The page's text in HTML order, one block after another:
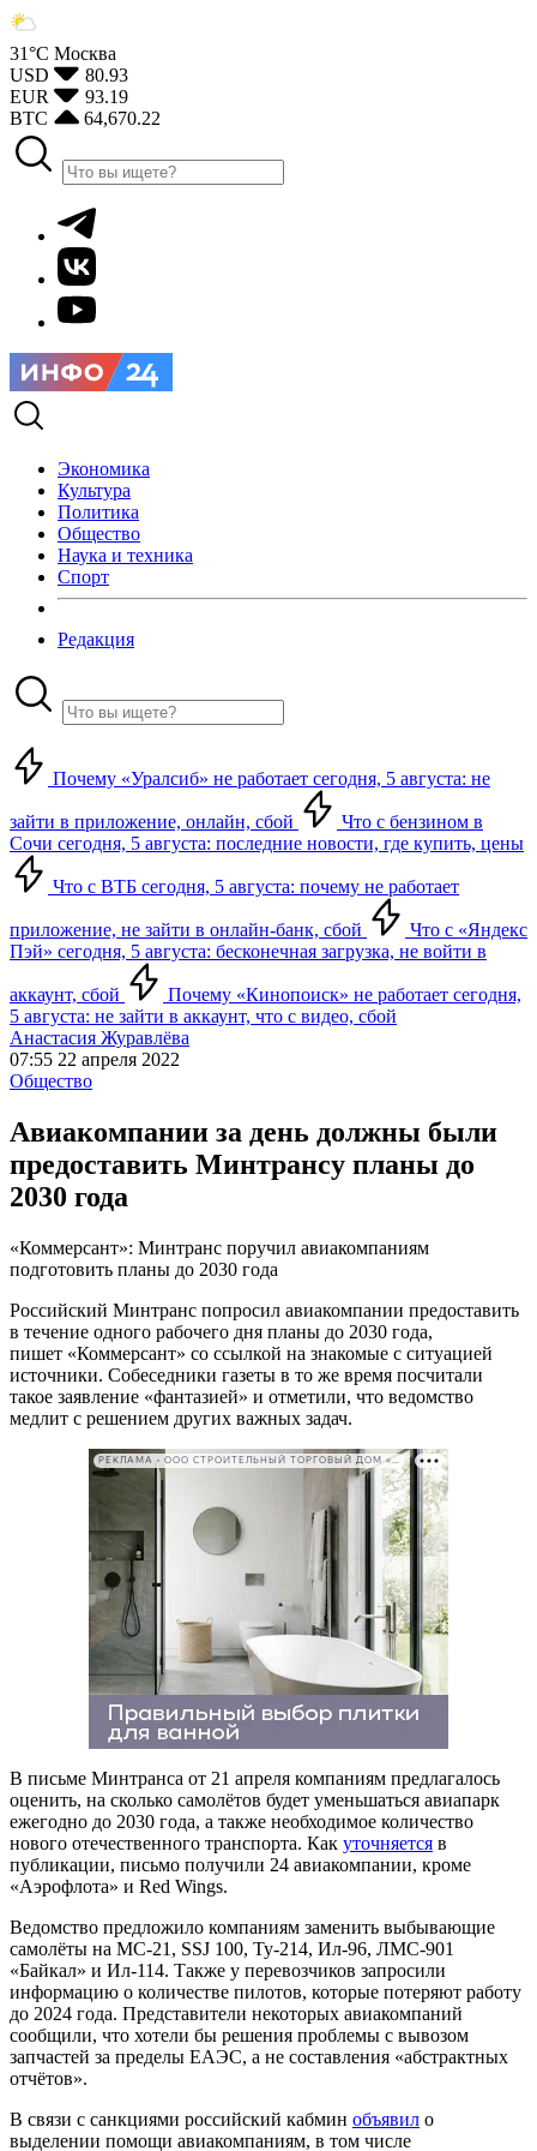
31°С Москва
USD
80.93
EUR
93.19
BTC
64,670.22
Экономика
Культура
Политика
Общество
Наука и техника
Спорт
Редакция
Почему «Уралсиб» не работает сегодня, 5 августа: не
зайти в приложение, онлайн, сбой
Что с бензином в
Сочи сегодня, 5 августа: последние новости, где купить, цены
Что с ВТБ сегодня, 5 августа: почему не работает
приложение, не зайти в онлайн-банк, сбой
Что с «Яндекс
Пэй» сегодня, 5 августа: бесконечная загрузка, не войти в
аккаунт, сбой
Почему «Кинопоиск» не работает сегодня,
5 августа: не зайти в аккаунт, что с видео, сбой
Анастасия Журавлёва
07:55 22 апреля 2022
Общество
Авиакомпании за день должны были
предоставить Минтрансу планы до
2030 года
«Коммерсант»: Минтранс поручил авиакомпаниям
подготовить планы до 2030 года
Российский Минтранс попросил авиакомпании предоставить
в течение одного рабочего дня планы до 2030 года,
пишет «Коммерсант» со ссылкой на знакомые с ситуацией
источники. Собеседники газеты в то же время посчитали
такое заявление «фантазией» и отметили, что ведомство
медлит с решением других важных задач.
РЕКЛАМА • ООО СТРОИТЕЛЬНЫЙ ТОРГОВЫЙ ДОМ «ПЕТРОВИЧ». ИНН: 7802348846
В письме Минтранса от 21 апреля компаниям предлагалось
оценить, на сколько самолётов будет уменьшаться авиапарк
ежегодно до 2030 года, а также необходимое количество
нового отечественного транспорта. Как уточняется в
публикации, письмо получили 24 авиакомпании, кроме
«Аэрофлота» и Red Wings.
Ведомство предложило компаниям заменить выбывающие
самолёты на МС-21, SSJ 100, Ту-214, Ил-96, ЛМС-901
«Байкал» и Ил-114. Также у перевозчиков запросили
информацию о количестве пилотов, которые потеряют работу
до 2024 года. Представители некоторых авиакомпаний
сообщили, что хотели бы решения проблемы с вывозом
запчастей за пределы ЕАЭС, а не составления «абстрактных
отчётов».
В связи с санкциями российский кабмин объявил о
выделении помощи авиакомпаниям, в том числе